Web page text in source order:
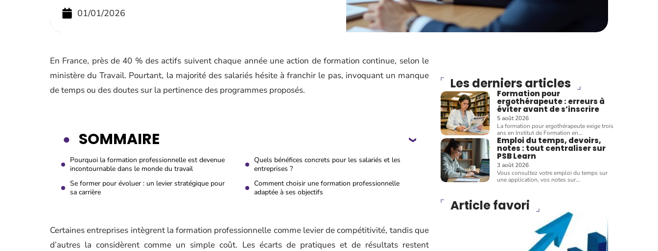
01/01/2026
En France, près de 40 % des actifs suivent chaque année une action de formation continue, selon le
ministère du Travail. Pourtant, la majorité des salariés hésite à franchir le pas, invoquant un manque
de temps ou des doutes sur la pertinence des programmes proposés.
SOMMAIRE
Pourquoi la formation professionnelle est devenue
incontournable dans le monde du travail
Quels bénéfices concrets pour les salariés et les
entreprises ?
Se former pour évoluer : un levier stratégique pour
sa carrière
Comment choisir une formation professionnelle
adaptée à ses objectifs
Certaines entreprises intègrent la formation professionnelle comme levier de compétitivité, tandis que
d’autres la considèrent comme un simple coût. Les écarts de pratiques et de résultats restent
Les derniers articles
Formation pour
ergothérapeute : erreurs à
éviter avant de s’inscrire
5 août 2026
La formation pour ergothérapeute exige trois
ans en Institut de Formation en…
Emploi du temps, devoirs,
notes : tout centraliser sur
PSB Learn
3 août 2026
Vous consultez votre emploi du temps sur
une application, vos notes sur…
Article favori